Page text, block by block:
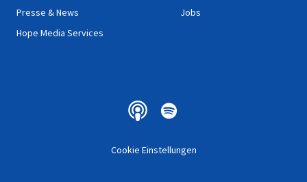
Presse & News
Hope Media Services
Jobs
Cookie Einstellungen